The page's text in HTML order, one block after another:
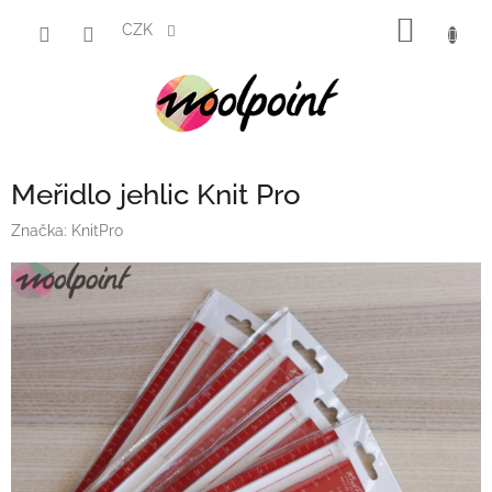
CZK
Meřidlo jehlic Knit Pro
Značka: KnitPro